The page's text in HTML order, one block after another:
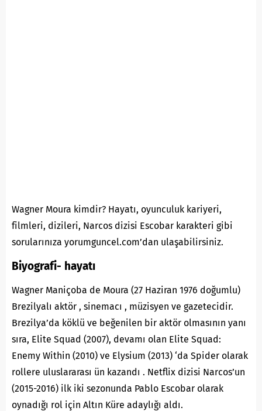
Wagner Moura kimdir? Hayatı, oyunculuk kariyeri,
filmleri, dizileri, Narcos dizisi Escobar karakteri gibi
sorularınıza yorumguncel.com’dan ulaşabilirsiniz.
Biyografi- hayatı
Wagner Maniçoba de Moura (27 Haziran 1976 doğumlu)
Brezilyalı aktör , sinemacı , müzisyen ve gazetecidir.
Brezilya’da köklü ve beğenilen bir aktör olmasının yanı
sıra, Elite Squad (2007), devamı olan Elite Squad:
Enemy Within (2010) ve Elysium (2013) ‘da Spider olarak
rollere uluslararası ün kazandı . Netflix dizisi Narcos’un
(2015-2016) ilk iki sezonunda Pablo Escobar olarak
oynadığı rol için Altın Küre adaylığı aldı.